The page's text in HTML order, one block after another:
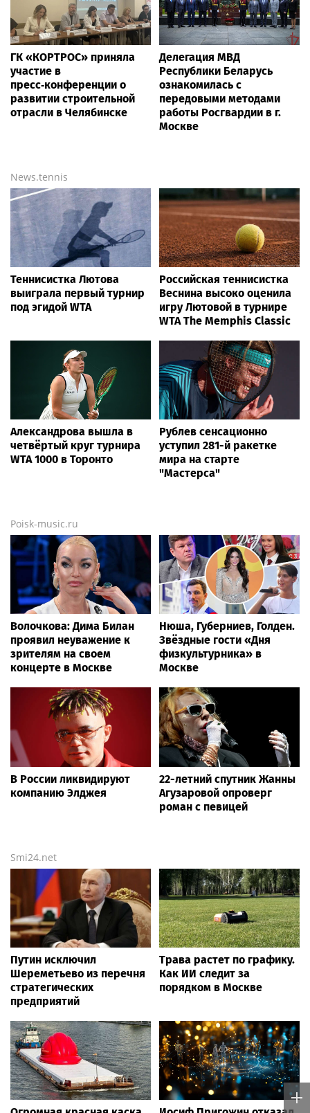
ГК «КОРТРОС» приняла
участие в
пресс‑конференции о
развитии строительной
отрасли в Челябинске
Делегация МВД
Республики Беларусь
ознакомилась с
передовыми методами
работы Росгвардии в г.
Москве
News.tennis
Теннисистка Лютова
выиграла первый турнир
под эгидой WTA
Российская теннисистка
Веснина высоко оценила
игру Лютовой в турнире
WTA The Memphis Classic
Александрова вышла в
четвёртый круг турнира
WTA 1000 в Торонто
Рублев сенсационно
уступил 281-й ракетке
мира на старте
"Мастерса"
Poisk-music.ru
Волочкова: Дима Билан
проявил неуважение к
зрителям на своем
концерте в Москве
Нюша, Губерниев, Голден.
Звёздные гости «Дня
физкультурника» в
Москве
В России ликвидируют
компанию Элджея
22-летний спутник Жанны
Агузаровой опроверг
роман с певицей
Smi24.net
Путин исключил
Шереметьево из перечня
стратегических
предприятий
Трава растет по графику.
Как ИИ следит за
порядком в Москве